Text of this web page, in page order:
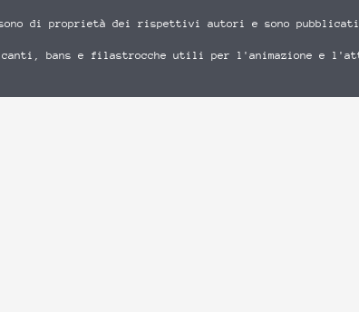
di proprietà dei rispettivi autori e sono pubblicati
bans e filastrocche utili per l'animazione e